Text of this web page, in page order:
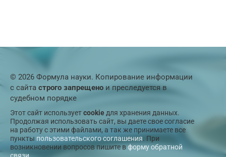
© 2026 Формула науки. Копирование информации
с сайта строго запрещено и преследуется в
судебном порядке
Этот сайт используетcookie для хранения данных.
Продолжая использовать сайт, вы даете свое согласие
на работу с этими файлами, а так же принимаете все
пункты пользовательского соглашения. При
возникновении вопросов пишите вформу обратной